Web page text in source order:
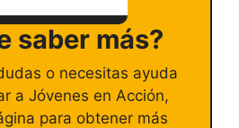
saber más?
o necesitas ayuda
a Jóvenes en Acción,
para obtener más